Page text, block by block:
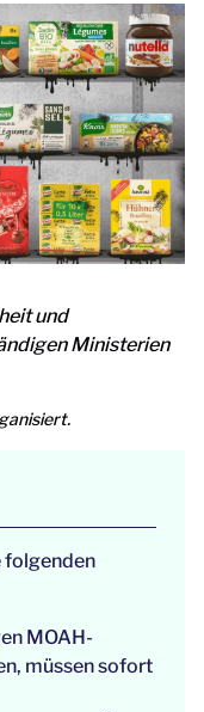
und
Ministerien
folgenden
MOAH-
müssen sofort